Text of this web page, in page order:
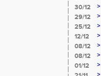
30/12
>
29/12
>
25/12 >
12/12
>
08/12
>
08/12
>
01/12
>